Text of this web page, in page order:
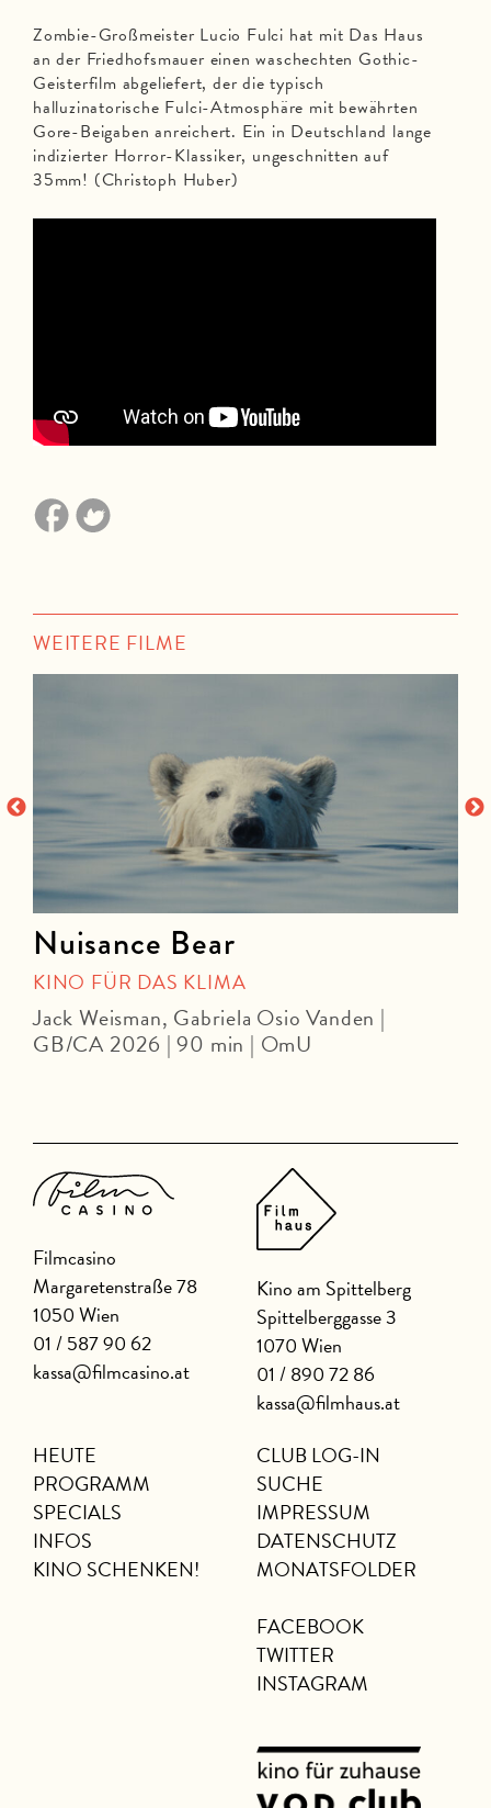
Zombie-Großmeister Lucio Fulci hat mit Das Haus
an der Friedhofsmauer einen waschechten Gothic-
Geisterfilm abgeliefert, der die typisch
halluzinatorische Fulci-Atmosphäre mit bewährten
Gore-Beigaben anreichert. Ein in Deutschland lange
indizierter Horror-Klassiker, ungeschnitten auf
35mm! (Christoph Huber)
WEITERE FILME
Nuisance Bear
KINO FÜR DAS KLIMA
Jack Weisman, Gabriela Osio Vanden |
GB/CA 2026 | 90 min | OmU
Filmcasino
Margaretenstraße 78
1050 Wien
01 / 587 90 62
kassa@filmcasino.at
Kino am Spittelberg
Spittelberggasse 3
1070 Wien
01 / 890 72 86
kassa@filmhaus.at
HEUTE
PROGRAMM
SPECIALS
INFOS
KINO SCHENKEN!
CLUB LOG-IN
SUCHE
IMPRESSUM
DATENSCHUTZ
MONATSFOLDER
FACEBOOK
TWITTER
INSTAGRAM